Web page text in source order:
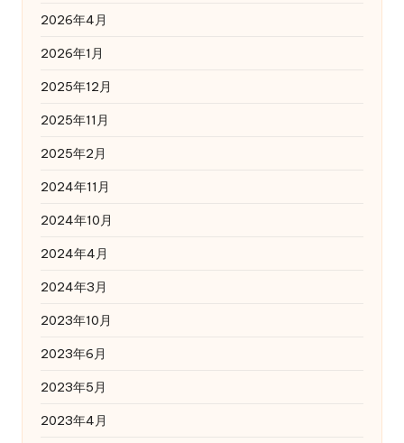
2026年4月
2026年1月
2025年12月
2025年11月
2025年2月
2024年11月
2024年10月
2024年4月
2024年3月
2023年10月
2023年6月
2023年5月
2023年4月